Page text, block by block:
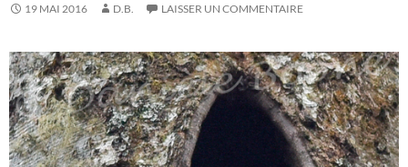
19 MAI 2016 D.B. LAISSER UN COMMENTAIRE